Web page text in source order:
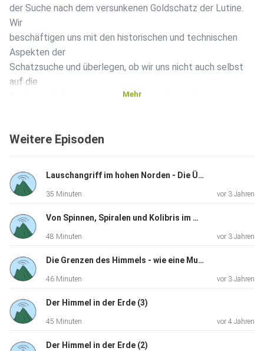
der Suche nach dem versunkenen Goldschatz der Lutine.
Wir
beschäftigen uns mit den historischen und technischen
Aspekten der
Schatzsuche und überlegen, ob wir uns nicht auch selbst
auf die
Suche nach dem verlorenen Gold machen sollen...
Mehr
Weitere Episoden
Lauschangriff im hohen Norden - Die Überreste früherer Radarspionage auf Island
35 Minuten vor 3 Jahren
Von Spinnen, Spiralen und Kolibris im Wüstensand
48 Minuten vor 3 Jahren
Die Grenzen des Himmels - wie eine Musikerfamilie zu neuen Ufern aufbrach
46 Minuten vor 3 Jahren
Der Himmel in der Erde (3)
45 Minuten vor 4 Jahren
Der Himmel in der Erde (2)